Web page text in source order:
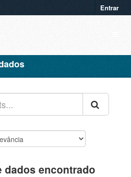
Entrar
dados encontrado